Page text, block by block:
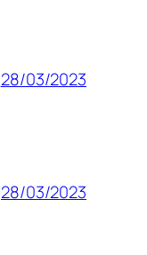
28/03/2023
28/03/2023